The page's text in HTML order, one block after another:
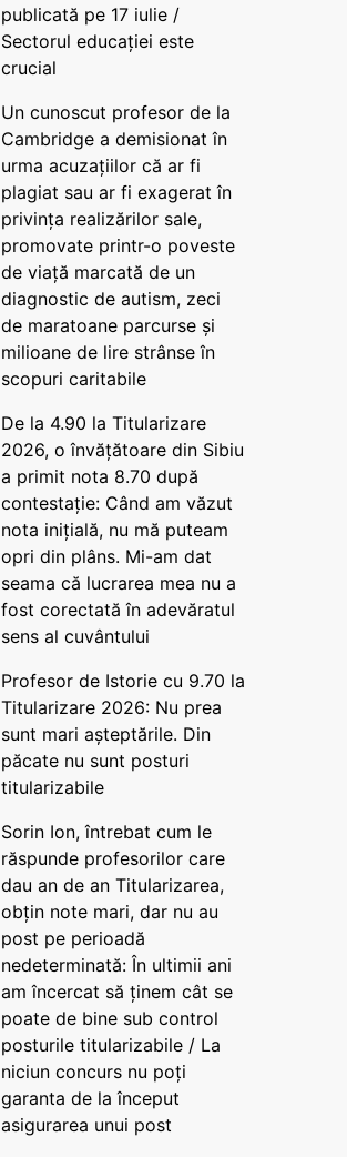
publicată pe 17 iulie /
Sectorul educației este
crucial
Un cunoscut profesor de la
Cambridge a demisionat în
urma acuzațiilor că ar fi
plagiat sau ar fi exagerat în
privința realizărilor sale,
promovate printr-o poveste
de viață marcată de un
diagnostic de autism, zeci
de maratoane parcurse și
milioane de lire strânse în
scopuri caritabile
De la 4.90 la Titularizare
2026, o învățătoare din Sibiu
a primit nota 8.70 după
contestație: Când am văzut
nota inițială, nu mă puteam
opri din plâns. Mi-am dat
seama că lucrarea mea nu a
fost corectată în adevăratul
sens al cuvântului
Profesor de Istorie cu 9.70 la
Titularizare 2026: Nu prea
sunt mari așteptările. Din
păcate nu sunt posturi
titularizabile
Sorin Ion, întrebat cum le
răspunde profesorilor care
dau an de an Titularizarea,
obțin note mari, dar nu au
post pe perioadă
nedeterminată: În ultimii ani
am încercat să ținem cât se
poate de bine sub control
posturile titularizabile / La
niciun concurs nu poți
garanta de la început
asigurarea unui post